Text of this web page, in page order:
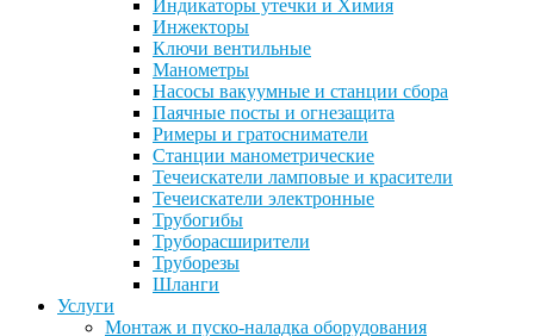
Индикаторы утечки и Химия
Инжекторы
Ключи вентильные
Манометры
Насосы вакуумные и станции сбора
Паячные посты и огнезащита
Римеры и гратосниматели
Станции манометрические
Течеискатели ламповые и красители
Течеискатели электронные
Трубогибы
Труборасширители
Труборезы
Шланги
Услуги
Монтаж и пуско-наладка оборудования